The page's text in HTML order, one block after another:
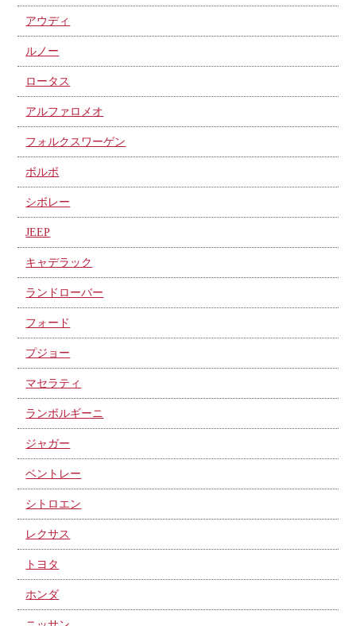
アウディ
ルノー
ロータス
アルファロメオ
フォルクスワーゲン
ボルボ
シボレー
JEEP
キャデラック
ランドローバー
フォード
プジョー
マセラティ
ランボルギーニ
ジャガー
ベントレー
シトロエン
レクサス
トヨタ
ホンダ